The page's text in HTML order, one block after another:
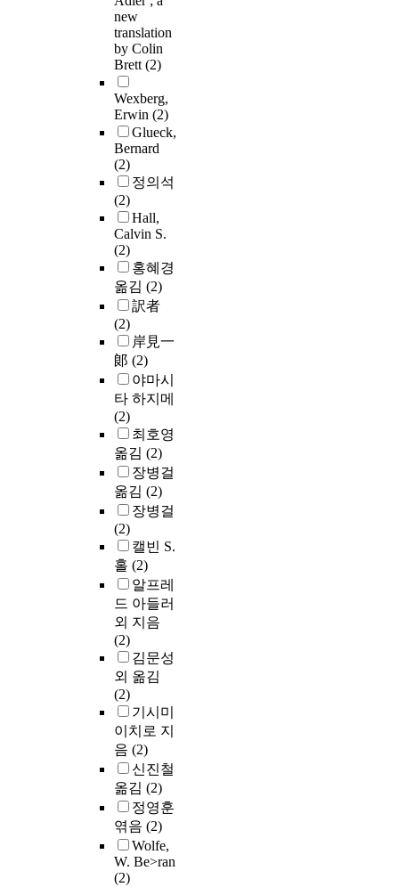
new
translation
by Colin
Brett(2)
Wexberg,
Erwin (2)
Glueck,
Bernard
(2)
정의석
(2)
Hall,
Calvin S.
(2)
홍혜경
옮김 (2)
訳者
(2)
岸見一
郞 (2)
야마시
타 하지메
(2)
최호영
옮김 (2)
장병걸
옮김 (2)
장병걸
(2)
캘빈 S.
홀 (2)
알프레
드 아들러
외 지음
(2)
김문성
외 옮김
(2)
기시미
이치로 지
음 (2)
신진철
옮김 (2)
정영훈
엮음 (2)
Wolfe,
W. Be>ran
(2)